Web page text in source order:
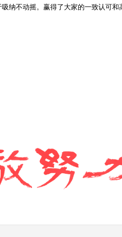
纳不动摇。赢得了大家的一致认可和